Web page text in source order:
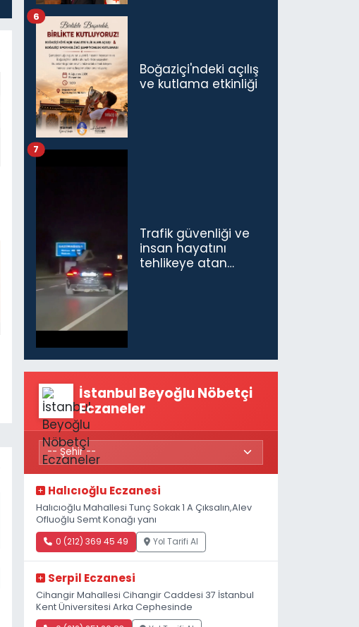
Boğaziçi'ndeki açılış
ve kutlama etkinliği
6
Trafik güvenliği ve
insan hayatını
tehlikeye atan
7
İstanbul Beyoğlu Nöbetçi
Eczaneler
Halıcıoğlu Eczanesi
Halıcıoğlu Mahallesi Tunç Sokak 1 A Çıksalın,Alev
Ofluoğlu Semt Konağı yanı
0 (212) 369 45 49 Yol Tarifi Al
Serpil Eczanesi
Cihangir Mahallesi Cihangir Caddesi 37 İstanbul
Kent Üniversitesi Arka Cephesinde